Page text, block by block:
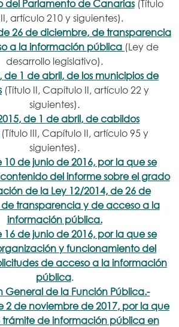
del Parlamento de Canarias(Título
artículo 210 y siguientes).
26 de diciembre, de transparencia
a la información pública (Ley de
desarrollo legislativo).
de 1 de abril, de los municipios de
(Título II, Capítulo II, artículo 22 y
siguientes).
de 1 de abril, de cabildos
(Título III, Capítulo II, artículo 95 y
siguientes).
10 de junio de 2016, por la que se
del informe sobre el grado
de la Ley 12/2014, de 26 de
transparencia y de acceso a la
información pública.
16 de junio de 2016, por la que se
y funcionamiento del
de acceso a la información
pública.
General de la Función Pública.-
2 de noviembre de 2017, por la que
trámite de información pública en